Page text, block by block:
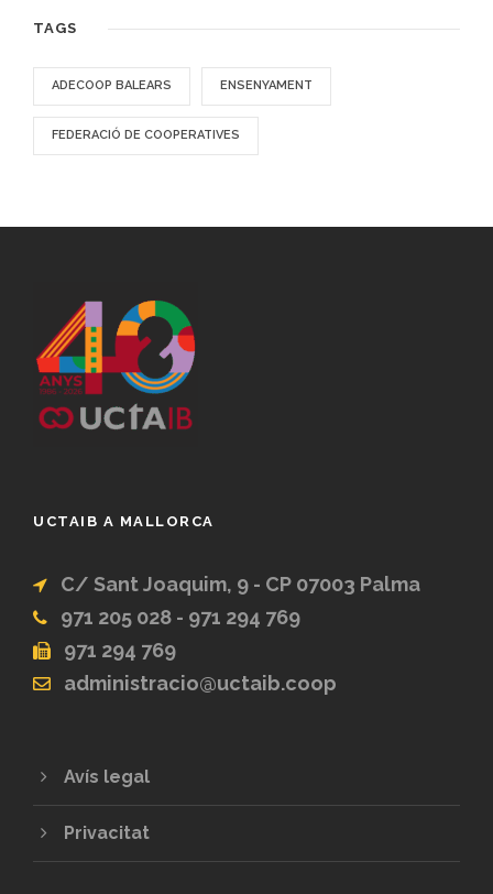
TAGS
ADECOOP BALEARS ENSENYAMENT
FEDERACIÓ DE COOPERATIVES
UCTAIB A MALLORCA
C/ Sant Joaquim, 9 - CP 07003 Palma
971 205 028 - 971 294 769
971 294 769
administracio@uctaib.coop
Avís legal
Privacitat